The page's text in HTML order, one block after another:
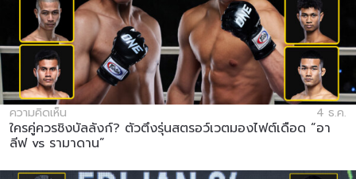
ความคิดเห็น 4 ธ.ค.
ใครคู่ควรชิงบัลลังก์? ตัวตึงรุ่นสตรอว์เวตมองไฟต์เดือด “อา
ลีฟ vs รามาดาน”